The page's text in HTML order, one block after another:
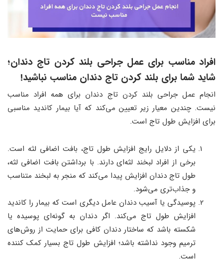
افراد مناسب برای عمل جراحی بلند کردن تاج دندان؛
شاید شما برای بلند کردن تاج دندان مناسب نباشید!
انجام عمل جراحی بلند کردن تاج دندان برای همه افراد مناسب
نیست. چندین معیار زیر تعیین می‌کند که آیا بیمار کاندید مناسبی
برای افزایش طول تاج است.
یکی از دلایل رایج افزایش طول تاج، بافت اضافی لثه است.
برخی از افراد لبخند لثه‌ای دارند. با برداشتن بافت اضافی لثه،
طول تاج دندان افزایش پیدا می‌کند که منجر به لبخند متناسب
و جذاب‌تری می‌شود.
پوسیدگی یا آسیب دندان عامل دیگری است که بیمار را کاندید
افزایش طول تاج می‌کند. اگر دندان به‌ گونه‌ای پوسیده یا
شکسته باشد که ساختار دندان کافی برای حمایت از روش‌های
ترمیم وجود نداشته باشد؛ افزایش طول تاج بسیار کمک کننده
است.